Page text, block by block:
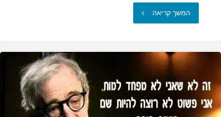
המשך קריאה "אם
רוצה
יצחק…"